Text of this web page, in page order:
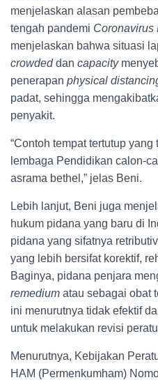
menjelaskan alasan
tengah pandemi Coronavirus
menjelaskan bahwa situasi
crowdeddan capacity
penerapan physical
padat, sehingga
penyakit.
“Contoh tempat tertutup
lembaga Pendidikan calon-
asrama bethel,” jelas Beni.
Lebih lanjut, Beni juga
hukum pidana yang baru di
pidana yang sifatnya
yang lebih bersifat korektif,
Baginya, pidana penjara
remedium atau sebagai obat
ini menurutnya tidak efektif
untuk melakukan revisi
Menurutnya, Kebijakan
HAM (Permenkumham)